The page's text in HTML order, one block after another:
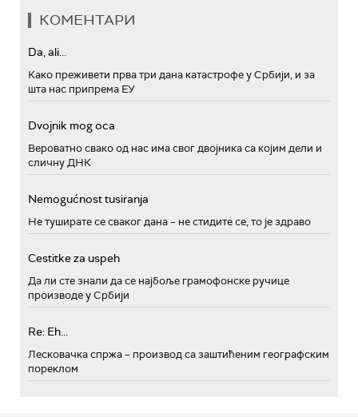
КОМЕНТАРИ
Da, ali...
Како преживети прва три дана катастрофе у Србији, и за
шта нас припрема ЕУ
Dvojnik mog oca
Вероватно свако од нас има свог двојника са којим дели и
сличну ДНК
Nemogućnost tusiranja
Не туширате се сваког дана – не стидите се, то је здраво
Cestitke za uspeh
Да ли сте знали да се најбоље грамофонске ручице
производе у Србији
Re: Eh...
Лесковачка спржа – производ са заштићеним географским
пореклом